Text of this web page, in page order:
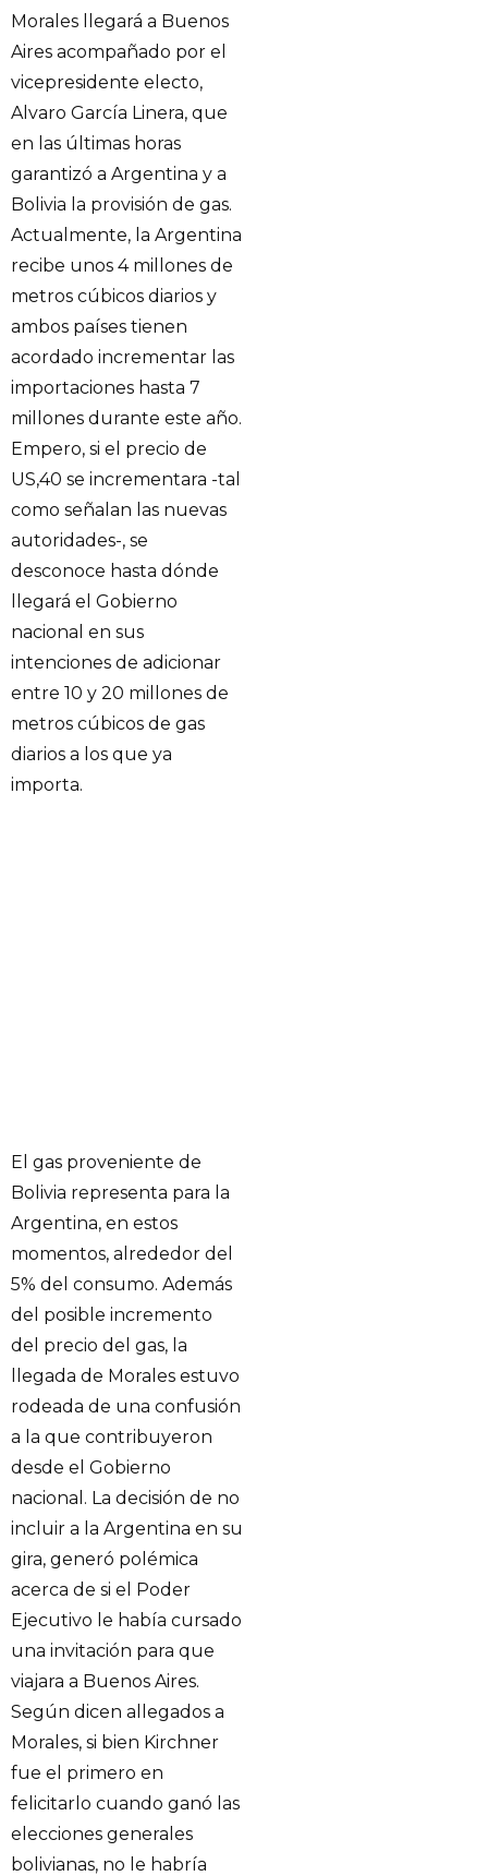
Morales llegará a Buenos
Aires acompañado por el
vicepresidente electo,
Alvaro García Linera, que
en las últimas horas
garantizó a Argentina y a
Bolivia la provisión de gas.
Actualmente, la Argentina
recibe unos 4 millones de
metros cúbicos diarios y
ambos países tienen
acordado incrementar las
importaciones hasta 7
millones durante este año.
Empero, si el precio de
US,40 se incrementara -tal
como señalan las nuevas
autoridades-, se
desconoce hasta dónde
llegará el Gobierno
nacional en sus
intenciones de adicionar
entre 10 y 20 millones de
metros cúbicos de gas
diarios a los que ya
importa.
El gas proveniente de
Bolivia representa para la
Argentina, en estos
momentos, alrededor del
5% del consumo. Además
del posible incremento
del precio del gas, la
llegada de Morales estuvo
rodeada de una confusión
a la que contribuyeron
desde el Gobierno
nacional. La decisión de no
incluir a la Argentina en su
gira, generó polémica
acerca de si el Poder
Ejecutivo le había cursado
una invitación para que
viajara a Buenos Aires.
Según dicen allegados a
Morales, si bien Kirchner
fue el primero en
felicitarlo cuando ganó las
elecciones generales
bolivianas, no le habría